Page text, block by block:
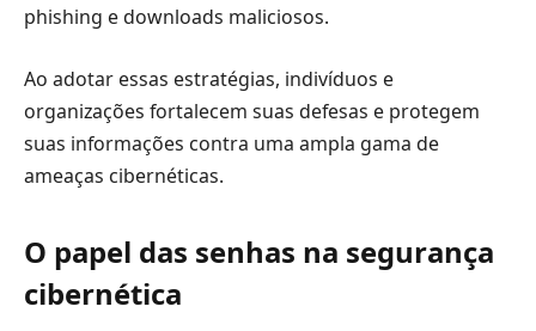
phishing e downloads maliciosos.
Ao adotar essas estratégias, indivíduos e
organizações fortalecem suas defesas e protegem
suas informações contra uma ampla gama de
ameaças cibernéticas.
O papel das senhas na segurança
cibernética